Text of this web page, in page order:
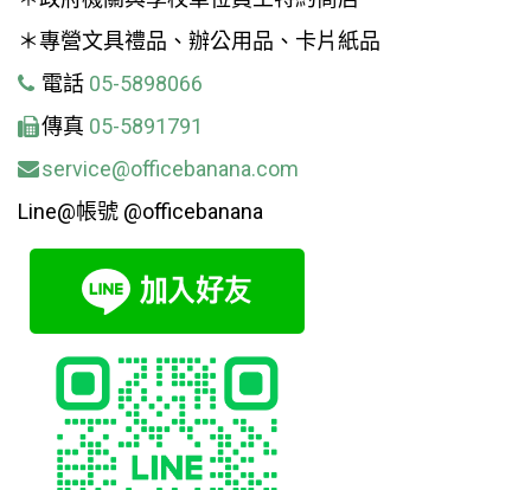
＊專營文具禮品、辦公用品、卡片紙品
電話 05-5898066
傳真 05-5891791
service@officebanana.com
Line@帳號 @officebanana